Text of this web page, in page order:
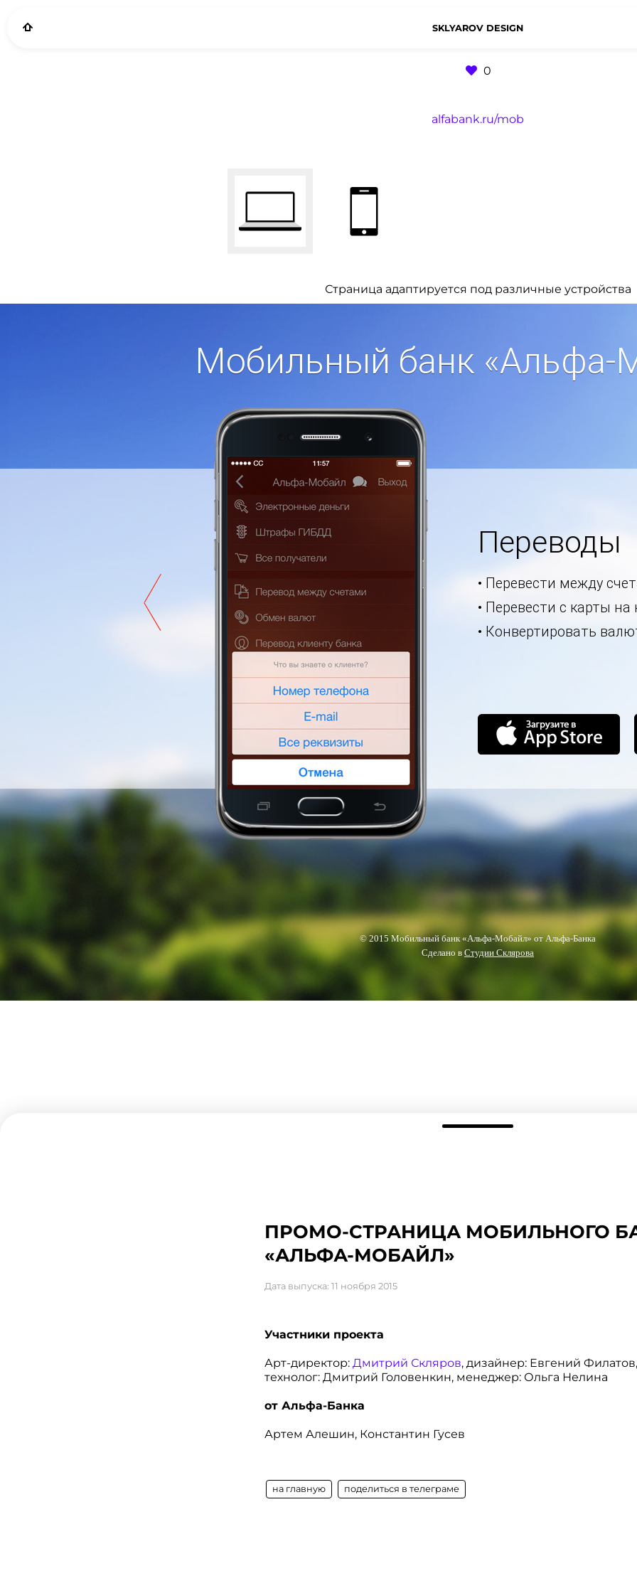
SKLYAROV DESIGN
alfabank.ru/mob
Страница адаптируется под различные устройства
0
ПРОМО-СТРАНИЦА МОБИЛЬНОГО
«АЛЬФА-МОБАЙЛ»
Дата выпуска: 11 ноября 2015
Участники проекта
Арт-директор: Дмитрий Скляров, дизайнер: Евгений Филатов,
технолог: Дмитрий Головенкин, менеджер: Ольга Нелина
от Альфа-Банка
Артем Алешин, Константин Гусев
на главную поделиться в телеграме